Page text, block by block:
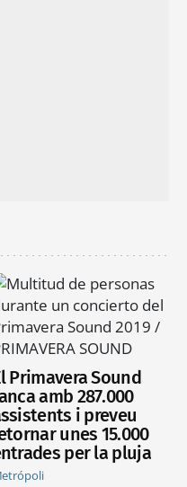
Primavera Sound
amb 287.000
i preveu
unes 15.000
per la pluja